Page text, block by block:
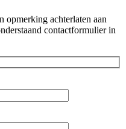
opmerking achterlaten aan
contactformulier in